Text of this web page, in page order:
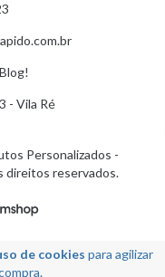
de cookies para agilizar
- Vila Ré
Personalizados -
direitos reservados.